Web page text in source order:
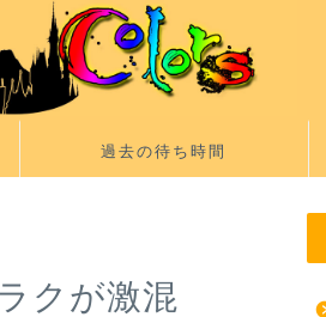
過去の待ち時間
クが激混